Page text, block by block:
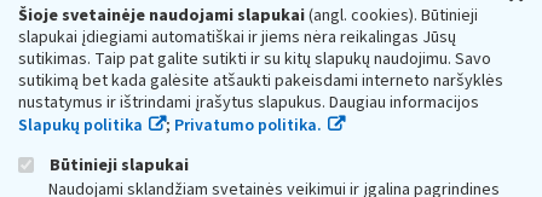
Šioje svetainėje naudojami slapukai(angl. cookies). Būtinieji
slapukai įdiegiami automatiškai ir jiems nėra reikalingas Jūsų
sutikimas. Taip pat galite sutikti ir su kitų slapukų naudojimu. Savo
sutikimą bet kada galėsite atšaukti pakeisdami interneto naršyklės
nustatymus ir ištrindami įrašytus slapukus. Daugiau informacijos
Slapukų politika
; Privatumo politika.
Būtinieji slapukai
Naudojami sklandžiam svetainės veikimui ir įgalina pagrindines
Respublikos finansų ministerijos
Biudžetinė įstaiga. Juridinio asmens kodas — 188659752,
adresas: Vasario 16-osios g. 14, 01107 Vilnius, Lietuva, el.paštas:
vmi@vmi.lt, E. pristatymo dėžutės adresas 188659752
Duomenys apie Valstybinę mokesčių inspekciją prie Lietuvos
Respublikos finansų ministerijos kaupiami ir saugomi Juridinių